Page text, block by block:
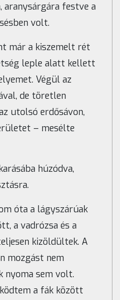
aranysárgára festve a
volt.
már a kiszemelt rét
leple alatt kellett
Végül az
de töretlen
utolsó erdősávon,
– mesélte
húzódva,
óta a lágyszárúak
a vadrózsa és a
kizöldültek. A
mozgást nem
nyoma sem volt.
a fák között